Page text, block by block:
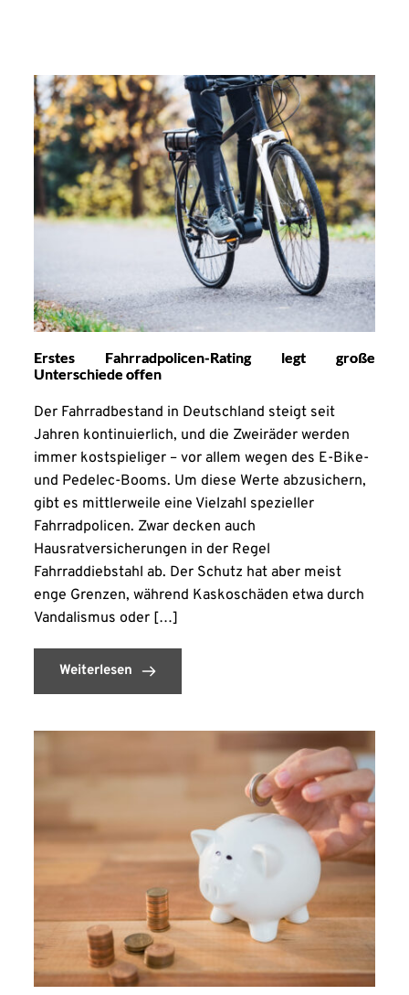
Erstes Fahrradpolicen-Rating legt große
Unterschiede offen
Der Fahrradbestand in Deutschland steigt seit
Jahren kontinuierlich, und die Zweiräder werden
immer kostspieliger – vor allem wegen des E-Bike-
und Pedelec-Booms. Um diese Werte abzusichern,
gibt es mittlerweile eine Vielzahl spezieller
Fahrradpolicen. Zwar decken auch
Hausratversicherungen in der Regel
Fahrraddiebstahl ab. Der Schutz hat aber meist
enge Grenzen, während Kaskoschäden etwa durch
Vandalismus oder […]
Weiterlesen